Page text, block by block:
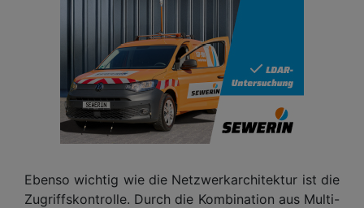
Ebenso wichtig wie die Netzwerkarchitektur ist die
Zugriffskontrolle. Durch die Kombination aus Multi-